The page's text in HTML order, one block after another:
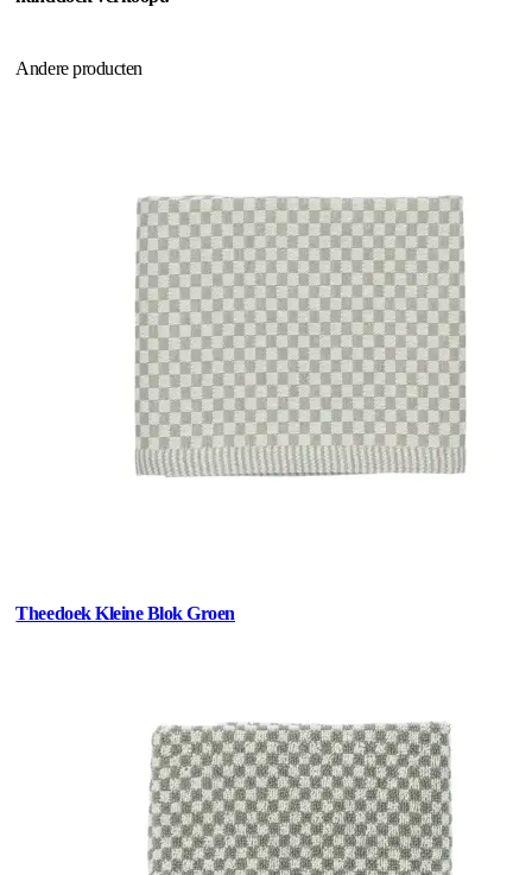
Andere producten
Theedoek Kleine Blok Groen